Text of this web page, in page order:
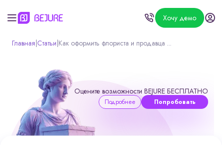
Хочу демо
Главная Статьи Как оформить флориста и продавца ...
Оцените возможности BEJURE БЕСПЛАТНО
Подробнее Попробовать